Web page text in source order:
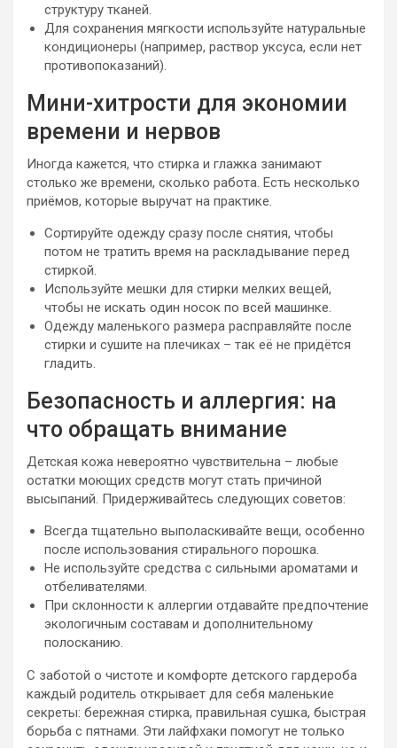
структуру тканей.
Для сохранения мягкости используйте натуральные
кондиционеры (например, раствор уксуса, если нет
противопоказаний).
Мини-хитрости для экономии
времени и нервов
Иногда кажется, что стирка и глажка занимают
столько же времени, сколько работа. Есть несколько
приёмов, которые выручат на практике.
Сортируйте одежду сразу после снятия, чтобы
потом не тратить время на раскладывание перед
стиркой.
Используйте мешки для стирки мелких вещей,
чтобы не искать один носок по всей машинке.
Одежду маленького размера расправляйте после
стирки и сушите на плечиках – так её не придётся
гладить.
Безопасность и аллергия: на
что обращать внимание
Детская кожа невероятно чувствительна – любые
остатки моющих средств могут стать причиной
высыпаний. Придерживайтесь следующих советов:
Всегда тщательно выполаскивайте вещи, особенно
после использования стирального порошка.
Не используйте средства с сильными ароматами и
отбеливателями.
При склонности к аллергии отдавайте предпочтение
экологичным составам и дополнительному
полосканию.
С заботой о чистоте и комфорте детского гардероба
каждый родитель открывает для себя маленькие
секреты: бережная стирка, правильная сушка, быстрая
борьба с пятнами. Эти лайфхаки помогут не только